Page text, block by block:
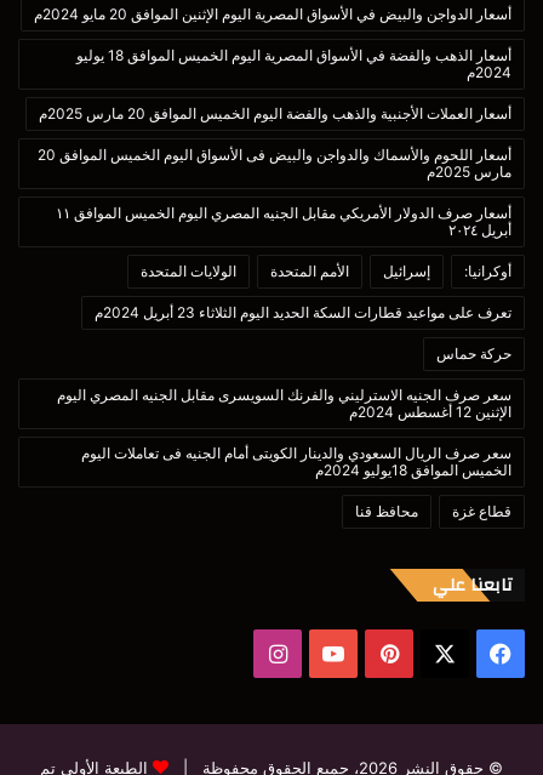
أسعار الدواجن والبيض في الأسواق المصرية اليوم الإثنين الموافق 20 مايو 2024م
أسعار الذهب والفضة في الأسواق المصرية اليوم الخميس الموافق 18 يوليو
2024م
أسعار العملات الأجنبية والذهب والفضة اليوم الخميس الموافق 20 مارس 2025م
أسعار اللحوم والأسماك والدواجن والبيض فى الأسواق اليوم الخميس الموافق 20
مارس 2025م
أسعار صرف الدولار الأمريكي مقابل الجنيه المصري اليوم الخميس الموافق ١١
أبريل ٢٠٢٤
أوكرانيا: إسرائيل الأمم المتحدة الولايات المتحدة
تعرف على مواعيد قطارات السكة الحديد اليوم الثلاثاء 23 أبريل 2024م
حركة حماس
سعر صرف الجنيه الاسترليني والفرنك السويسرى مقابل الجنيه المصري اليوم
الإثنين 12 أغسطس 2024م
سعر صرف الريال السعودي والدينار الكويتى أمام الجنيه فى تعاملات اليوم
الخميس الموافق 18يوليو 2024م
قطاع غزة محافظ قنا
تابعنا علي
فيسبوك بينتيريست‫YouTube
© حقوق النشر 2026، جميع الحقوق محفوظة | الطبعة الأولى تم